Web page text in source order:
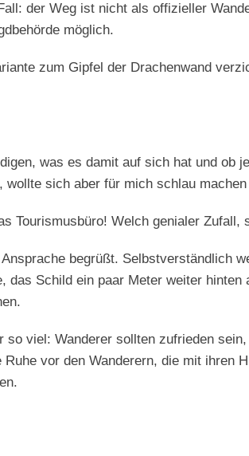
der Weg ist nicht als offizieller
möglich.
zum Gipfel der Drachenwand
was es damit auf sich hat und ob
sich aber für mich schlau
Tourismusbüro! Welch genialer
begrüßt. Selbstverständlich
Schild ein paar Meter weiter
viel: Wanderer sollten zufrieden
vor den Wanderern, die mit ihren